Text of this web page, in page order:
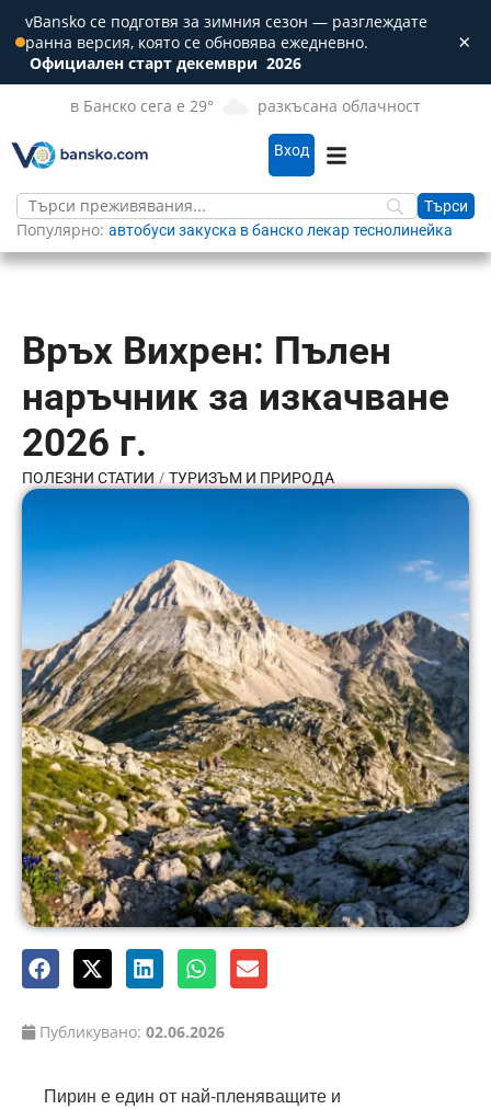
vBansko се подготвя за зимния сезон — разглеждате
ранна версия, която се обновява ежедневно.
Официален старт декември 2026
×
в Банско сега е 29° разкъсана облачност
Вход
Популярно: автобуси закуска в бансколекартеснолинейка
Връх Вихрен: Пълен
наръчник за изкачване
2026 г.
ПОЛЕЗНИ СТАТИИ / ТУРИЗЪМ И ПРИРОДА
Публикувано: 02.06.2026
Пирин е един от най-пленяващите и